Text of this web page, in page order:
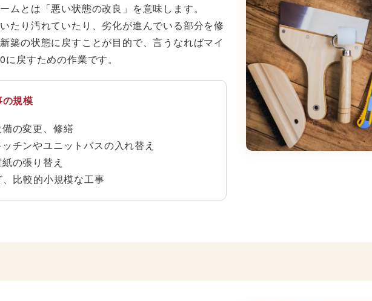
ムとは「悪い状態の改良」を意味します。
たり汚れていたり、劣化が進んでいる部分を修
築の状態に戻すことが目的で、言うなればマイ
に戻すための作業です。
規模
の変更、修繕
ッチンやユニットバスの入れ替え
の張り替え
、比較的小規模な工事